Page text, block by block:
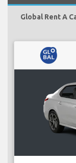
Global Rent A